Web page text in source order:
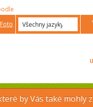
Foto
by Vás také mohly